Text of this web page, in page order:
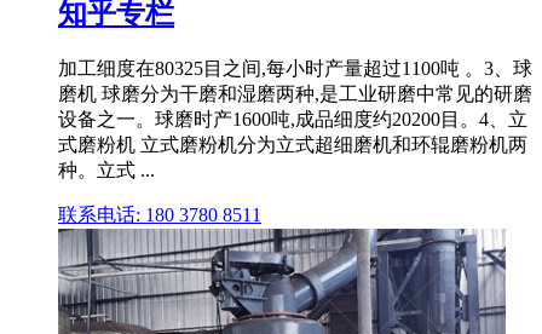
知乎专栏
加工细度在80325目之间,每小时产量超过1100吨 。3、球
磨机 球磨分为干磨和湿磨两种,是工业研磨中常见的研磨
设备之一。球磨时产1600吨,成品细度约20200目。4、立
式磨粉机 立式磨粉机分为立式超细磨机和环辊磨粉机两
种。立式 ...
联系电话: 180 3780 8511